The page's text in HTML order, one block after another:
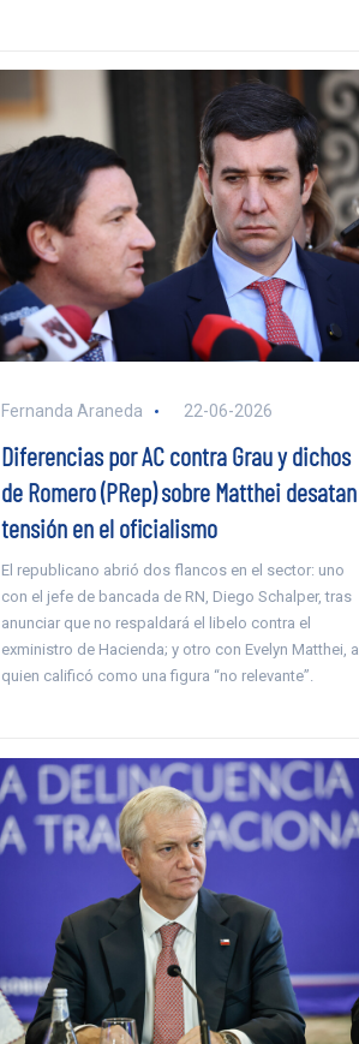
Fernanda Araneda 22-06-2026
Diferencias por AC contra Grau y dichos
de Romero (PRep) sobre Matthei desatan
tensión en el oficialismo
El republicano abrió dos flancos en el sector: uno
con el jefe de bancada de RN, Diego Schalper, tras
anunciar que no respaldará el libelo contra el
exministro de Hacienda; y otro con Evelyn Matthei, a
quien calificó como una figura “no relevante”.